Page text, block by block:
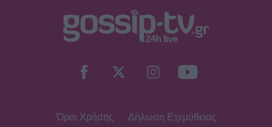
Όροι Χρήσης Δήλωση Εχεμύθειας